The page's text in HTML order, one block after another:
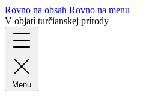
Rovno na obsah Rovno na menu
V objatí turčianskej prírody
Menu